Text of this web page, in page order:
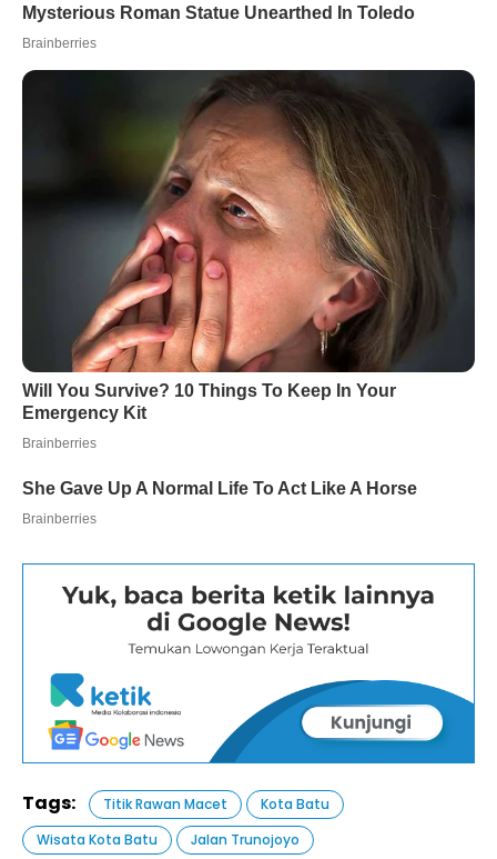
Tags: Titik Rawan Macet
Kota Batu
Wisata Kota Batu
Jalan Trunojoyo